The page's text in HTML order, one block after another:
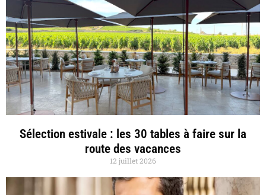
Sélection estivale : les 30 tables à faire sur la
route des vacances
12 juillet 2026